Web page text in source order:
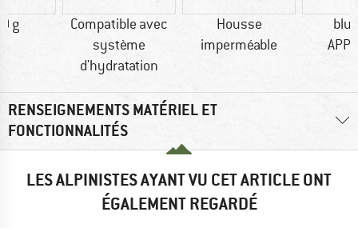
g
Compatible avec
système
d'hydratation
Housse
imperméable
RENSEIGNEMENTS MATÉRIEL ET
FONCTIONNALITÉS
LES ALPINISTES AYANT VU CET ARTICLE ONT
ÉGALEMENT REGARDÉ